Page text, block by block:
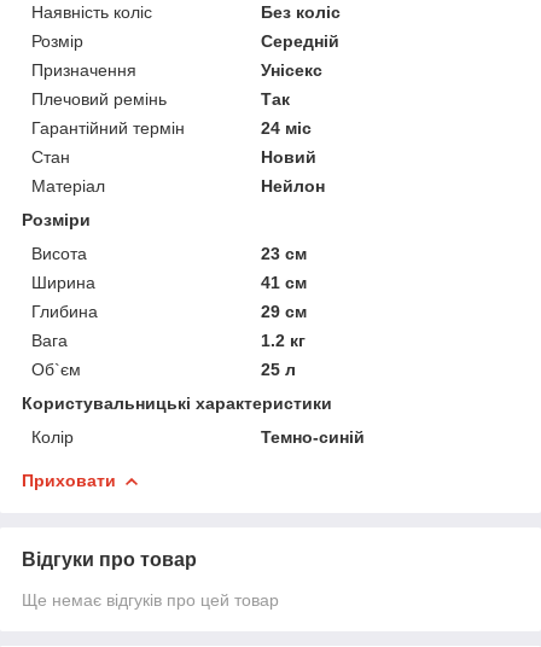
Наявність коліс
Без коліс
Розмір
Середній
Призначення
Унісекс
Плечовий ремінь
Так
Гарантійний термін
24 міс
Стан
Новий
Матеріал
Нейлон
Розміри
Висота
23 см
Ширина
41 см
Глибина
29 см
Вага
1.2 кг
Об`єм
25 л
Користувальницькі характеристики
Колір
Темно-синій
Приховати
Відгуки про товар
Ще немає відгуків про цей товар